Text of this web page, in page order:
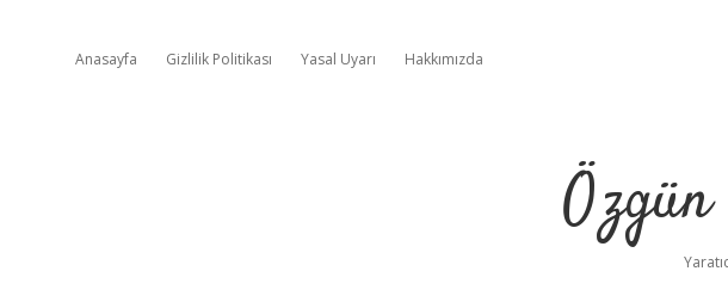
Anasayfa Gizlilik Politikası Yasal Uyarı Hakkımızda